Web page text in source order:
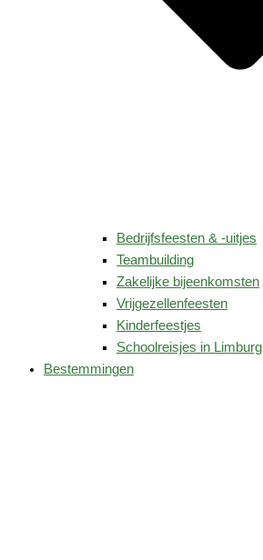
Bedrijfsfeesten & -uitjes
Teambuilding
Zakelijke bijeenkomsten
Vrijgezellenfeesten
Kinderfeestjes
Schoolreisjes in Limburg
Bestemmingen